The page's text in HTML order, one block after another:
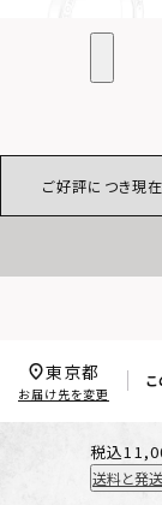
ご好評につき現
東京都
お届け先を変更
税込
送料と発